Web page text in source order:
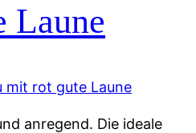
Laune
anregend. Die ideale